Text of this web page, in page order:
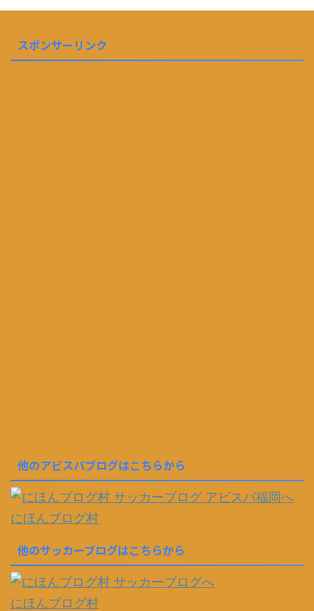
スポンサーリンク
他のアビスパブログはこちらから
にほんブログ村
他のサッカーブログはこちらから
にほんブログ村